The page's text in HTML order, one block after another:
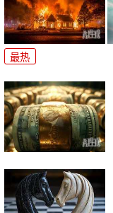
最热